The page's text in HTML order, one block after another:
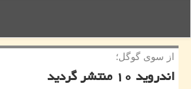
از سوی گوگل؛
اندروید ۱۰ منتشر گردید